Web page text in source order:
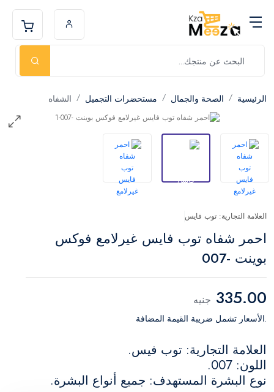
الرئيسية الصحة والجمال مستحضرات التجميل الشفاه
العلامة التجارية: توب فايس
احمر شفاه توب فايس غيرلامع فوكس
بوينت -007
335.00 جنيه
.الأسعار تشمل ضريبة القيمة المضافة
العلامة التجارية: توب فيس.
اللون: 007.
نوع البشرة المستهدف: جميع أنواع البشرة.